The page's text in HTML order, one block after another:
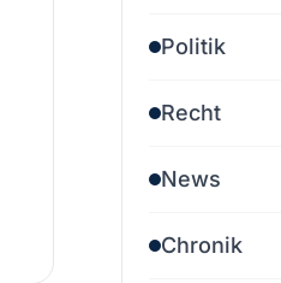
Politik
Recht
News
Chronik